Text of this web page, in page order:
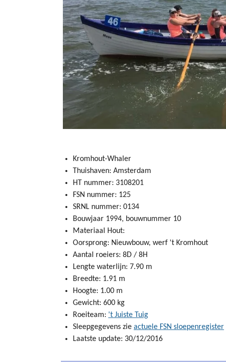
Kromhout-Whaler
Thuishaven: Amsterdam
HT nummer: 3108201
FSN nummer: 125
SRNL nummer: 0134
Bouwjaar 1994, bouwnummer 10
Materiaal Hout:
Oorsprong: Nieuwbouw, werf 't Kromhout
Aantal roeiers: 8D / 8H
Lengte waterlijn: 7.90 m
Breedte: 1.91 m
Hoogte: 1.00 m
Gewicht: 600 kg
Roeiteam: 't Juiste Tuig
Sleepgegevens zie actuele FSN sloepenregister
Laatste update: 30/12/2016